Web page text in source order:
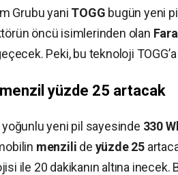
Grubu yani TOGG bugün yeni
öncü isimlerinden olan
Peki, bu teknoloji
yüzde 25 artacak
yoğunlu yeni pil sayesinde 330
menzili de yüzde 25
ile 20 dakikanın altına